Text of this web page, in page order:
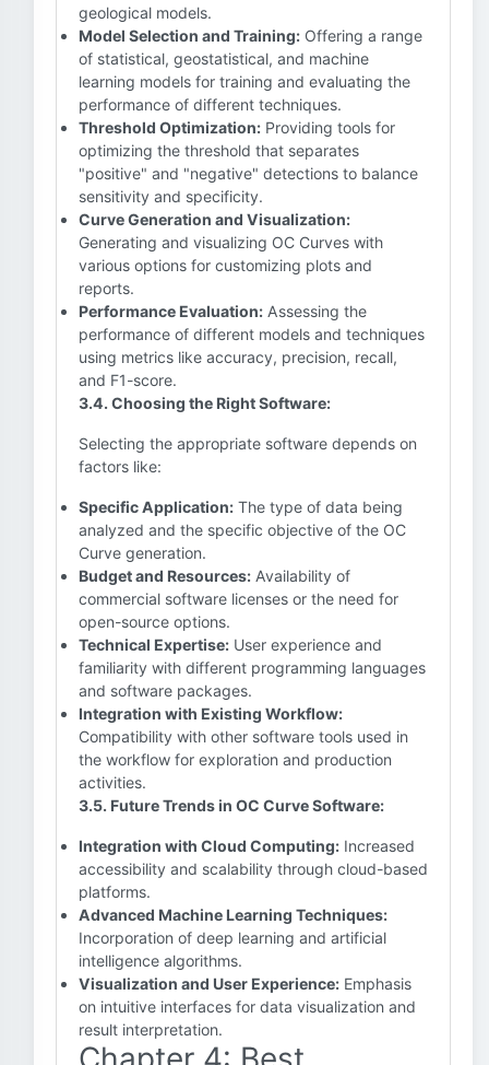
geological models.
Model Selection and Training: Offering a range
of statistical, geostatistical, and machine
learning models for training and evaluating the
performance of different techniques.
Threshold Optimization: Providing tools for
optimizing the threshold that separates
"positive" and "negative" detections to balance
sensitivity and specificity.
Curve Generation and Visualization:
Generating and visualizing OC Curves with
various options for customizing plots and
reports.
Performance Evaluation: Assessing the
performance of different models and techniques
using metrics like accuracy, precision, recall,
and F1-score.
3.4. Choosing the Right Software:
Selecting the appropriate software depends on
factors like:
Specific Application: The type of data being
analyzed and the specific objective of the OC
Curve generation.
Budget and Resources: Availability of
commercial software licenses or the need for
open-source options.
Technical Expertise: User experience and
familiarity with different programming languages
and software packages.
Integration with Existing Workflow:
Compatibility with other software tools used in
the workflow for exploration and production
activities.
3.5. Future Trends in OC Curve Software:
Integration with Cloud Computing: Increased
accessibility and scalability through cloud-based
platforms.
Advanced Machine Learning Techniques:
Incorporation of deep learning and artificial
intelligence algorithms.
Visualization and User Experience: Emphasis
on intuitive interfaces for data visualization and
result interpretation.